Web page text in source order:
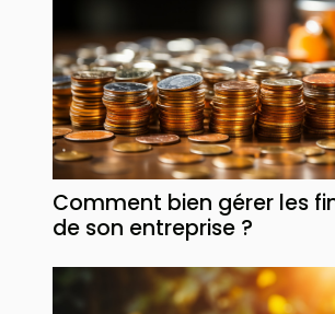
Comment bien gérer les
de son entreprise ?